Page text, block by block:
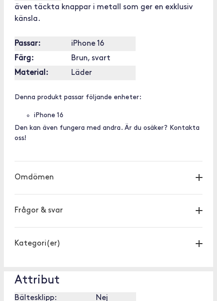
även täckta knappar i metall som ger en exklusiv
känsla.
Passar:
iPhone 16
Färg:
Brun, svart
Material:
Läder
Denna produkt passar följande enheter:
iPhone 16
Den kan även fungera med andra. Är du osäker? Kontakta
oss!
Omdömen
Frågor & svar
Kategori(er)
Attribut
Bältesklipp: Nej